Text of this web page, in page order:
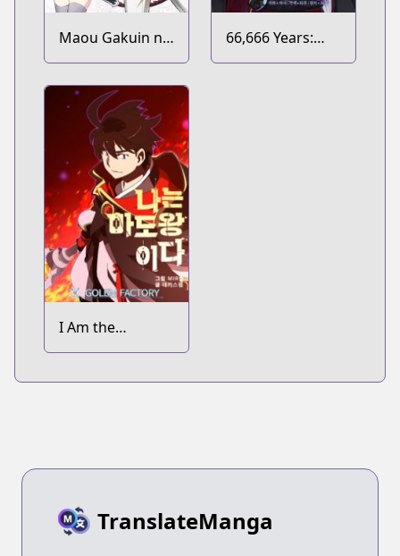
Maou Gakuin no
Futekigousha:
Shijou Saikyou
no Maou no
Shiso, Tensei
shite Shison-
tachi no Gakkou
e Kayou
66,666 Years:
Advent of the
I Am the
Sorcerer King
TranslateManga